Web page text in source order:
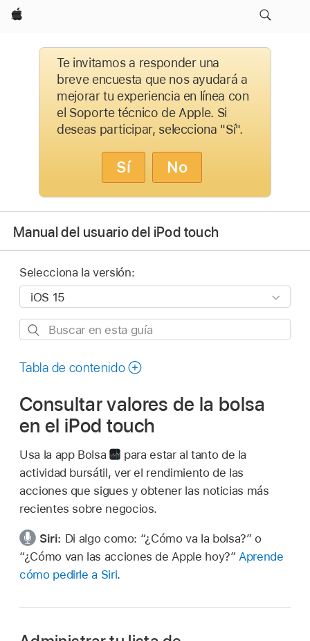
Apple
Te invitamos a responder una
breve encuesta que nos ayudará a
mejorar tu experiencia en línea con
el Soporte técnico de Apple. Si
deseas participar, selecciona "Sí".
Sí No
Manual del usuario del iPod touch
Selecciona la versión:
Buscar
esta
Tabla de contenido
Consultar valores de la bolsa
en el iPod touch
Usa la app Bolsa
para estar al tanto de la
actividad bursátil, ver el rendimiento de las
acciones que sigues y obtener las noticias más
recientes sobre negocios.
Siri: Di algo como: “¿Cómo va la bolsa?” o
“¿Cómo van las acciones de Apple hoy?” Aprende
cómo pedirle a Siri.